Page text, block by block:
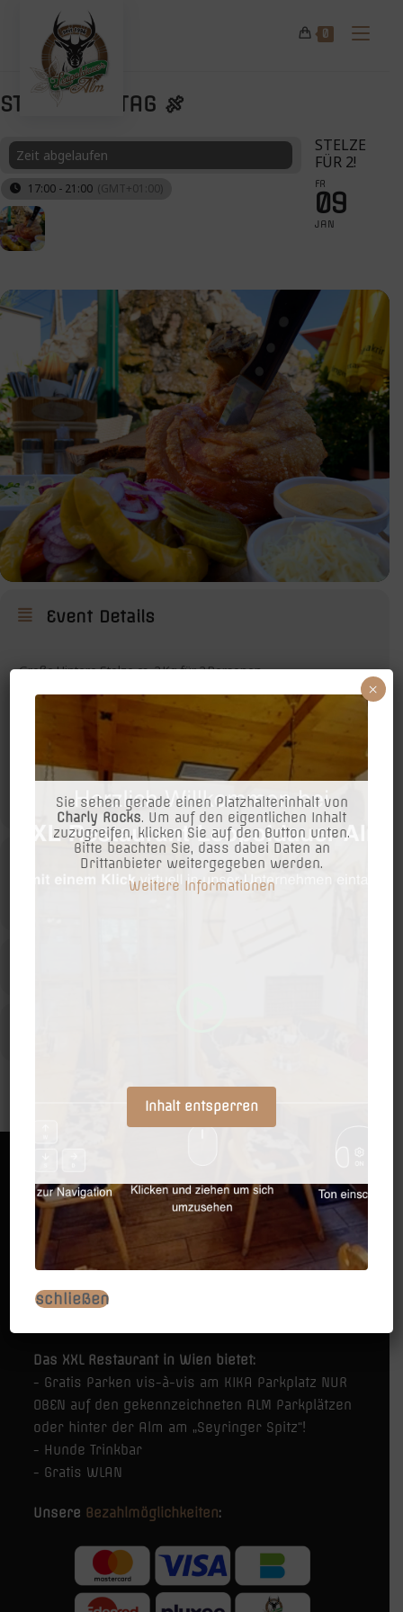
springen
0
STELZENKIRTAG 🍖
Zeit abgelaufen
17:00 - 21:00 (GMT+01:00)
STELZE
FÜR 2!
FR
09
JAN
Event Details
Große Hintere Stelze ca. 2 Kg für 2 Personen
2 große Getränke (Budweiser, Hausbier 0,5L oder 0,5L Cola oder
Auch zum Mitnehmen mit 0,5L Cola Dose oder Budweiser Dose
0,5L
Nur 38,00€ gegen Vorbestellung !
Natürlich gibt es auch alles von unserer Karte für alle die keine
MEHR
Uhrzeit
(GMT+01:00)
Das XXL Restaurant in Wien bietet:
- Gratis Parken vis-à-vis am KIKA Parkplatz NUR
OBEN auf den gekennzeichneten ALM Parkplätzen
oder hinter der Alm am „Seyringer Spitz“!
- Hunde Trinkbar
- Gratis WLAN
Unsere Bezahlmöglichkeiten:
Sie sehen gerade einen Platzhalterinhalt von
Charly Rocks. Um auf den eigentlichen Inhalt
zuzugreifen, klicken Sie auf den Button unten.
Bitte beachten Sie, dass dabei Daten an
Drittanbieter weitergegeben werden.
Weitere Informationen
Inhalt entsperren
schließen
×